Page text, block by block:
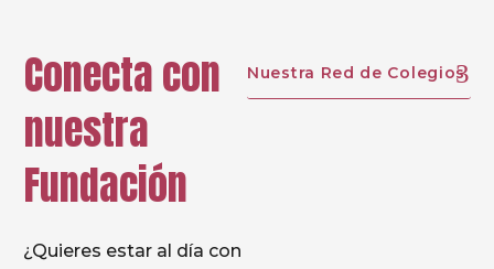
Conecta con
nuestra
Fundación
¿Quieres estar al día con
Nuestra Red de Colegios